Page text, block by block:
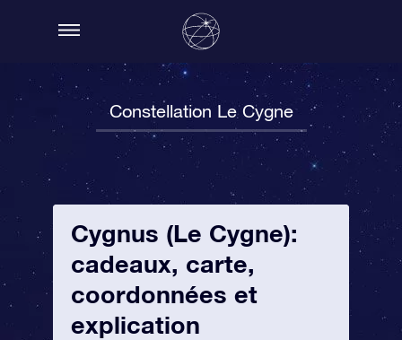
Constellation Le Cygne
Cygnus (Le Cygne):
cadeaux, carte,
coordonnées et
explication